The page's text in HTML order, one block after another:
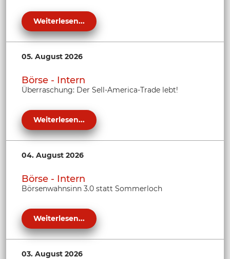
Weiterlesen...
05. August 2026
Börse - Intern
Überraschung: Der Sell-America-Trade lebt!
Weiterlesen...
04. August 2026
Börse - Intern
Börsenwahnsinn 3.0 statt Sommerloch
Weiterlesen...
03. August 2026